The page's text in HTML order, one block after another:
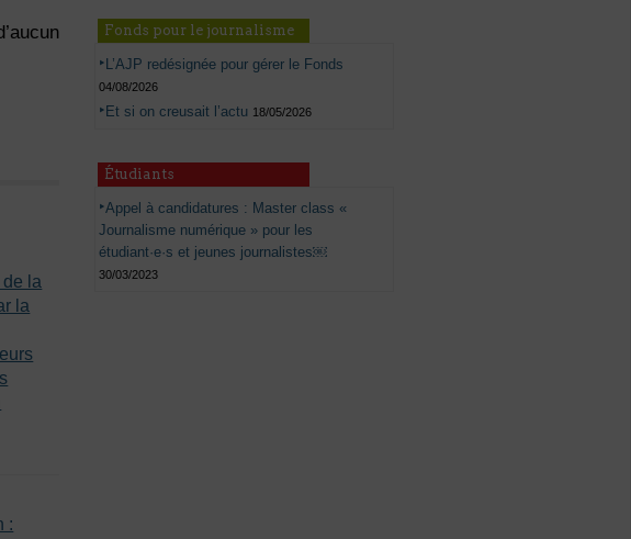
la
la
:
Fonds pour le journalisme
L’AJP redésignée pour gérer le Fonds
04/08/2026
Et si on creusait l’actu 18/05/2026
Étudiants
Appel à candidatures : Master class «
Journalisme numérique » pour les
étudiant·e·s et jeunes journalistes￼
30/03/2023